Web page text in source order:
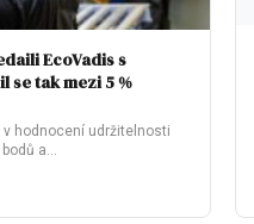
EcoVadis s
se tak mezi 5 %
hodnocení udržitelnosti
a…